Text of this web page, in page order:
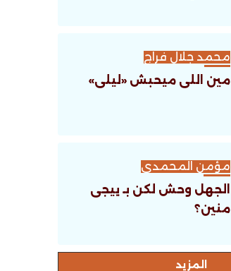
محمد جلال فراج
مين اللى ميحبش «ليلى»
مؤمن المحمدى
الجهل وحش لكن بـ ييجى
منين؟
اﻟﻤﺰﻳﺪ